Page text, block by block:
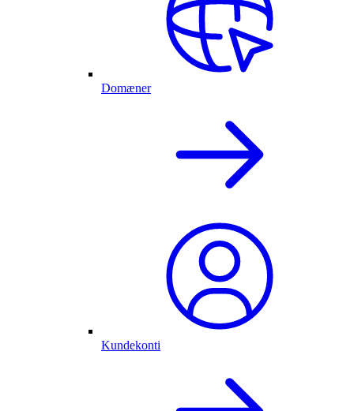
Domæner
Kundekonti